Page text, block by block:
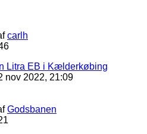
carlh
Litra EB i Kælderkøbing
nov 2022, 21:09
Godsbanen